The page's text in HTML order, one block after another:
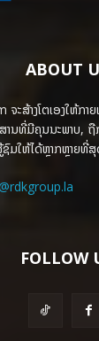
ABOUT
ະສ້າງໂຕເອງໃຫ້ກາ
ານທີ່ມີຄຸນນະພາບ, ຖື
ມໃຫ້ໄດ້ຫຼາກຫຼາຍທີ່
FOLLOW